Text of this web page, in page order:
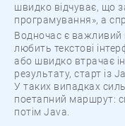
швидко відчуває, що
програмування», а
Водночас є важливий
любить текстові
або швидко втрачає
результату, старт із
У таких випадках
поетапний маршрут:
потім Java.